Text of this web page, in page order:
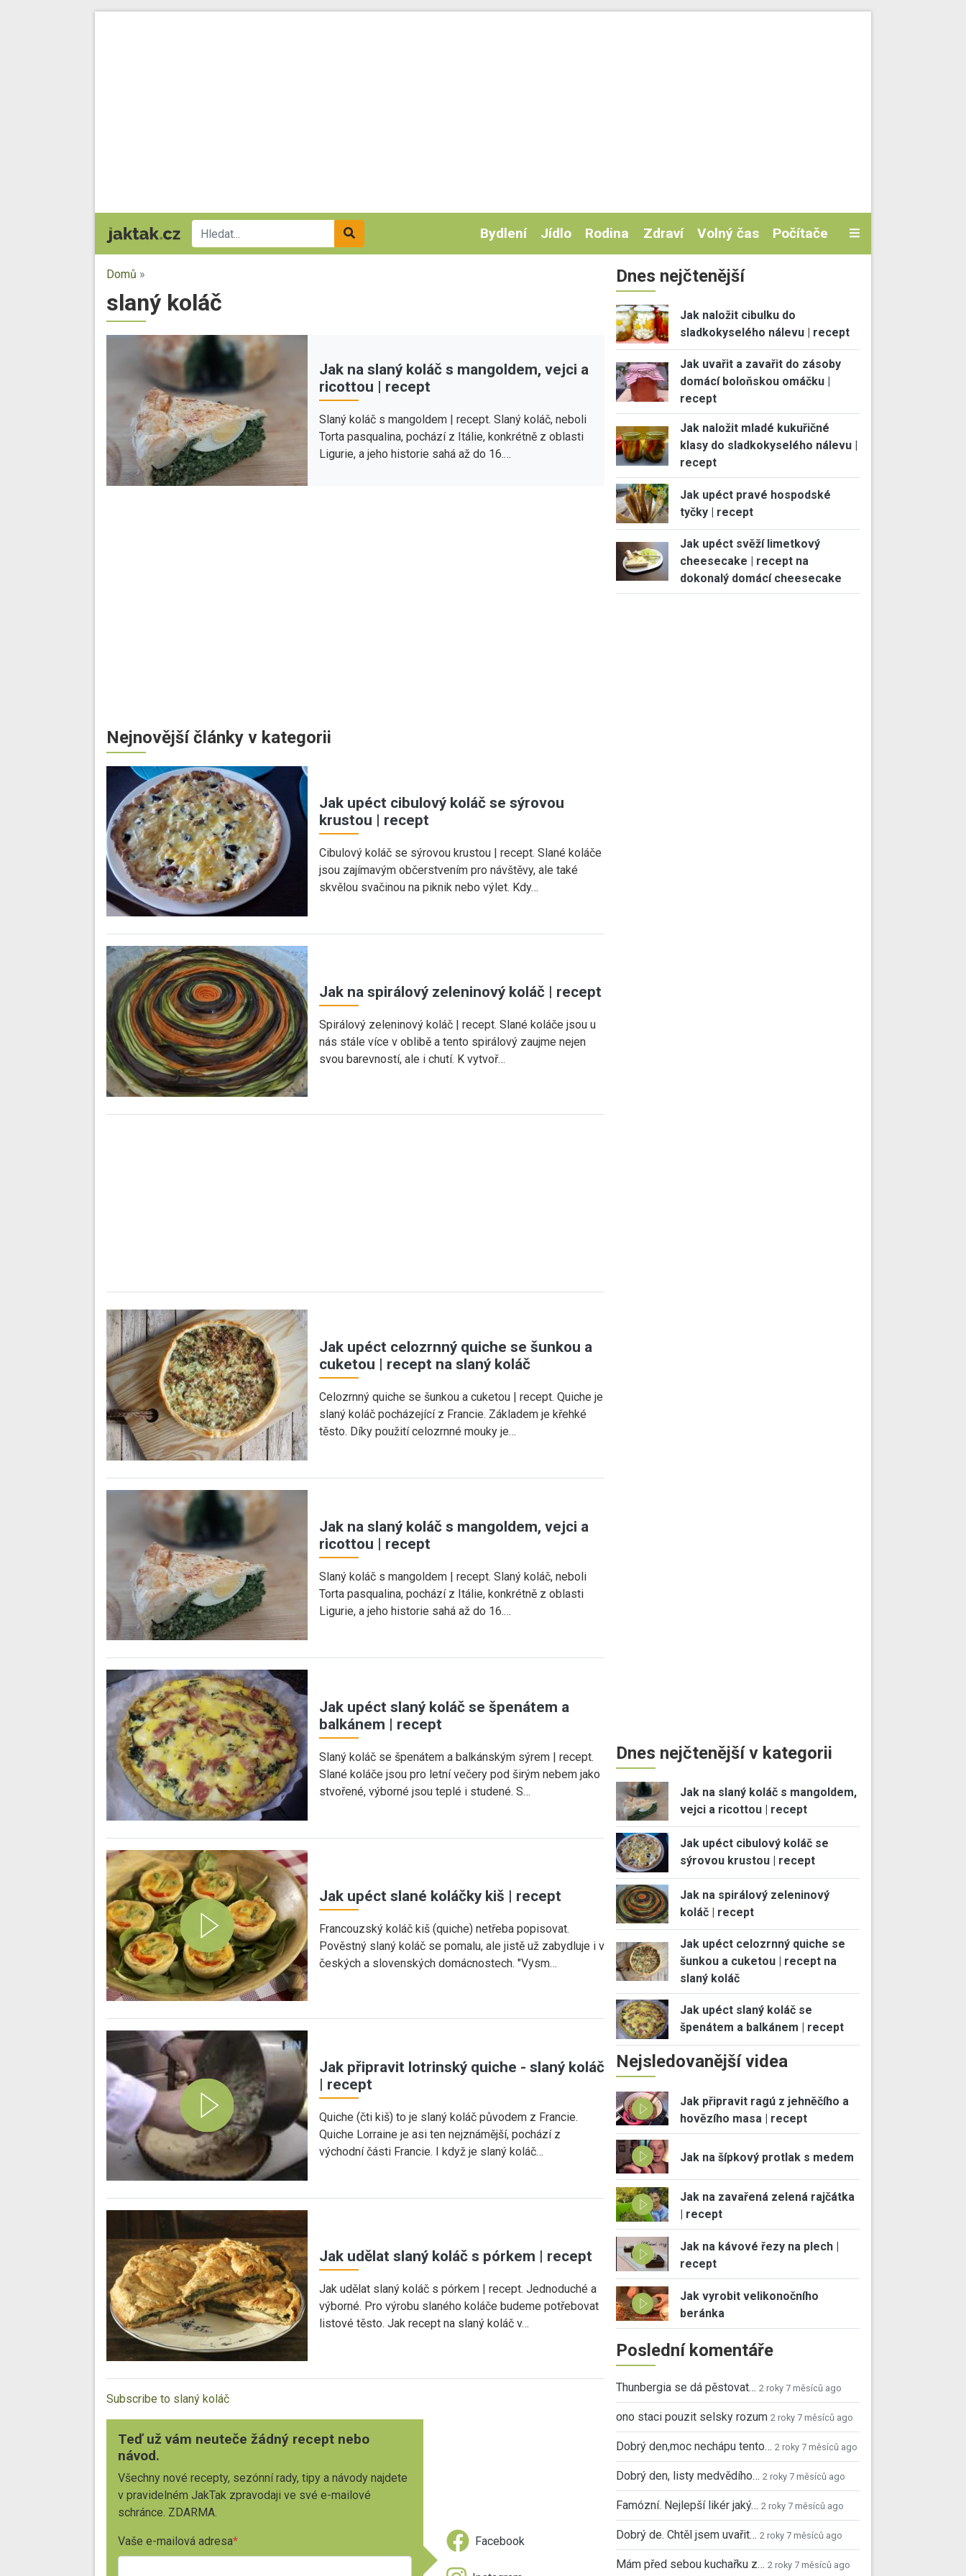
Bydlení Jídlo Rodina Zdraví Volný čas Počítače
Domů »
slaný koláč
Jak na slaný koláč s mangoldem, vejci a
ricottou | recept
Slaný koláč s mangoldem | recept. Slaný koláč, neboli
Torta pasqualina, pochází z Itálie, konkrétně z oblasti
Ligurie, a jeho historie sahá až do 16.…
Nejnovější články v kategorii
Jak upéct cibulový koláč se sýrovou
krustou | recept
Cibulový koláč se sýrovou krustou | recept. Slané koláče
jsou zajímavým občerstvením pro návštěvy, ale také
skvělou svačinou na piknik nebo výlet. Kdy…
Jak na spirálový zeleninový koláč | recept
Spirálový zeleninový koláč | recept. Slané koláče jsou u
nás stále více v oblibě a tento spirálový zaujme nejen
svou barevností, ale i chutí. K vytvoř…
Jak upéct celozrnný quiche se šunkou a
cuketou | recept na slaný koláč
Celozrnný quiche se šunkou a cuketou | recept. Quiche je
slaný koláč pocházející z Francie. Základem je křehké
těsto. Díky použití celozrnné mouky je…
Jak na slaný koláč s mangoldem, vejci a
ricottou | recept
Slaný koláč s mangoldem | recept. Slaný koláč, neboli
Torta pasqualina, pochází z Itálie, konkrétně z oblasti
Ligurie, a jeho historie sahá až do 16.…
Jak upéct slaný koláč se špenátem a
balkánem | recept
Slaný koláč se špenátem a balkánským sýrem | recept.
Slané koláče jsou pro letní večery pod širým nebem jako
stvořené, výborné jsou teplé i studené. S…
Jak upéct slané koláčky kiš | recept
Francouzský koláč kiš (quiche) netřeba popisovat.
Pověstný slaný koláč se pomalu, ale jistě už zabydluje i v
českých a slovenských domácnostech. "Vysm…
Jak připravit lotrinský quiche - slaný koláč
| recept
Quiche (čti kiš) to je slaný koláč původem z Francie.
Quiche Lorraine je asi ten nejznámější, pochází z
východní části Francie. I když je slaný koláč…
Jak udělat slaný koláč s pórkem | recept
Jak udělat slaný koláč s pórkem | recept. Jednoduché a
výborné. Pro výrobu slaného koláče budeme potřebovat
listové těsto. Jak recept na slaný koláč v…
Subscribe to slaný koláč
Teď už vám neuteče žádný recept nebo
návod.
Všechny nové recepty, sezónní rady, tipy a návody najdete
v pravidelném JakTak zpravodaji ve své e-mailové
schránce. ZDARMA.
Vaše e-mailová adresa Facebook
Dnes nejčtenější
Jak naložit cibulku do
sladkokyselého nálevu | recept
Jak uvařit a zavařit do zásoby
domácí boloňskou omáčku |
recept
Jak naložit mladé kukuřičné
klasy do sladkokyselého nálevu |
recept
Jak upéct pravé hospodské
tyčky | recept
Jak upéct svěží limetkový
cheesecake | recept na
dokonalý domácí cheesecake
Dnes nejčtenější v kategorii
Jak na slaný koláč s mangoldem,
vejci a ricottou | recept
Jak upéct cibulový koláč se
sýrovou krustou | recept
Jak na spirálový zeleninový
koláč | recept
Jak upéct celozrnný quiche se
šunkou a cuketou | recept na
slaný koláč
Jak upéct slaný koláč se
špenátem a balkánem | recept
Nejsledovanější videa
Jak připravit ragú z jehněčího a
hovězího masa | recept
Jak na šípkový protlak s medem
Jak na zavařená zelená rajčátka
| recept
Jak na kávové řezy na plech |
recept
Jak vyrobit velikonočního
beránka
Poslední komentáře
Thunbergia se dá pěstovat… 2 roky 7 měsíců ago
ono staci pouzit selsky rozum 2 roky 7 měsíců ago
Dobrý den,moc nechápu tento… 2 roky 7 měsíců ago
Dobrý den, listy medvědího… 2 roky 7 měsíců ago
Famózní. Nejlepší likér jaký… 2 roky 7 měsíců ago
Dobrý de. Chtěl jsem uvařit… 2 roky 7 měsíců ago
Mám před sebou kuchařku z… 2 roky 7 měsíců ago